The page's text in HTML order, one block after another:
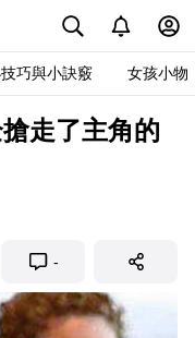
巧與小訣竅 女孩小物
走了主角的
-